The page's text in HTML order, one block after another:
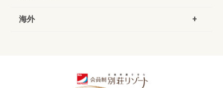
海外